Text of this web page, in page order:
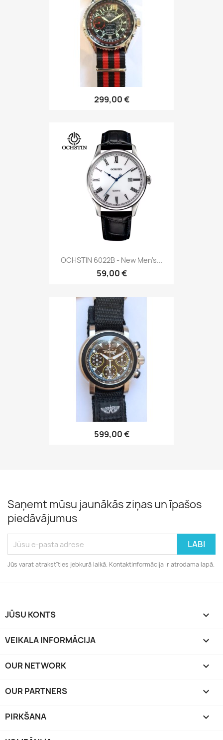
299,00 €
OCHSTIN 6022B - New Men's...
59,00 €
599,00 €
Saņemt mūsu jaunākās ziņas un īpašos
piedāvājumus
Jūs varat atrakstīties jebkurā laikā. Kontaktinformācija ir atrodama lapā.
JŪSU KONTS 
VEIKALA INFORMĀCIJA keyboard_arrow_down
OUR NETWORK keyboard_arrow_down
OUR PARTNERS keyboard_arrow_down
PIRKŠANA 